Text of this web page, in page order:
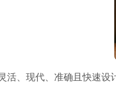
活、现代、准确且快速